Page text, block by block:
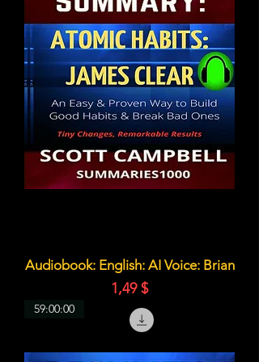
Audiobook: English: AI Voice: Brian
Цена
1,49 $
59:00:00